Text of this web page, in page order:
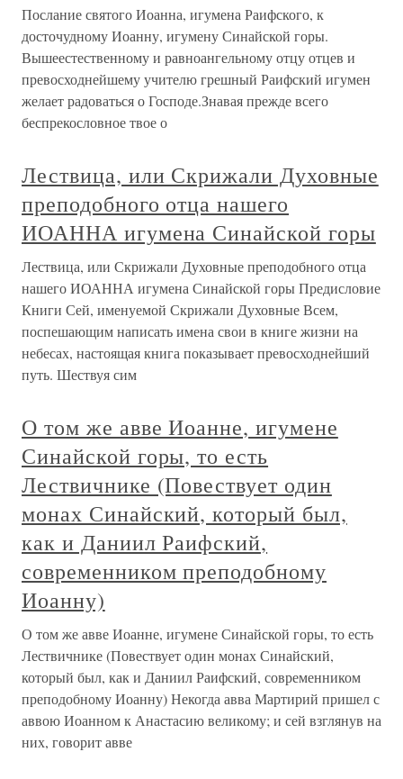
Послание святого Иоанна, игумена Раифского, к
досточудному Иоанну, игумену Синайской горы.
Вышеестественному и равноангельному отцу отцев и
превосходнейшему учителю грешный Раифский игумен
желает радоваться о Господе.Знавая прежде всего
беспрекословное твое о
Лествица, или Скрижали Духовные
преподобного отца нашего
ИОАННА игумена Синайской горы
Лествица, или Скрижали Духовные преподобного отца
нашего ИОАННА игумена Синайской горы Предисловие
Книги Сей, именуемой Скрижали Духовные Всем,
поспешающим написать имена свои в книге жизни на
небесах, настоящая книга показывает превосходнейший
путь. Шествуя сим
О том же авве Иоанне, игумене
Синайской горы, то есть
Лествичнике (Повествует один
монах Синайский, который был,
как и Даниил Раифский,
современником преподобному
Иоанну)
О том же авве Иоанне, игумене Синайской горы, то есть
Лествичнике (Повествует один монах Синайский,
который был, как и Даниил Раифский, современником
преподобному Иоанну) Некогда авва Мартирий пришел с
аввою Иоанном к Анастасию великому; и сей взглянув на
них, говорит авве